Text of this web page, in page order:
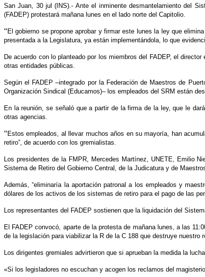
San Juan, 30 jul (INS).- Ante el inminente desmantelamiento del
(FADEP) protestará mañana lunes en el lado norte del Capitolio.
“El gobierno se propone aprobar y firmar este lunes la ley que
presentada a la Legislatura, ya están implementándola, lo que
De acuerdo con lo planteado por los miembros del FADEP, el
otras entidades públicas.
Según el FADEP –integrado por la Federación de Maestros de
Organización Sindical (Educamos)– los empleados del SRM están
En la reunión, se señaló que a partir de la firma de la ley, que le
otras agencias.
“Estos empleados, al llevar muchos años en su mayoría, han
retiro”, de acuerdo con los gremialistas.
Los presidentes de la FMPR, Mercedes Martínez, UNETE, Emilio
Sistema de Retiro del Gobierno Central, de la Judicatura y de
Además, “eliminaría la aportación patronal a los empleados y
dólares de los activos de los sistemas de retiro para el pago de las
Los representantes del FADEP sostienen que la liquidación del
El FADEP convocó, aparte de la protesta de mañana lunes, a las
de la legislación para viabilizar la R de la C 188 que destruye nuestro
Los dirigentes gremiales advirtieron que si aprueban la medida la
«Si los legisladores no escuchan y acogen los reclamos del